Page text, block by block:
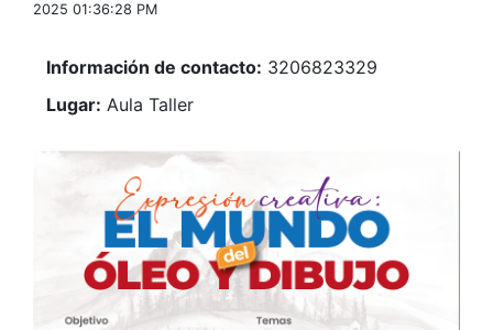
2025 01:36:28 PM
Información de contacto: 3206823329
Lugar: Aula Taller